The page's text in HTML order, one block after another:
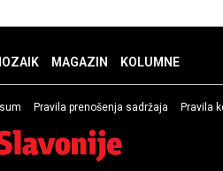
MAGAZIN KOLUMNE
Pravila prenošenja sadržaja Pravila